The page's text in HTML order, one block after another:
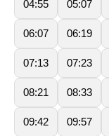
04:55 05:07
06:07 06:19
07:13 07:23
08:21 08:33
09:42 09:57